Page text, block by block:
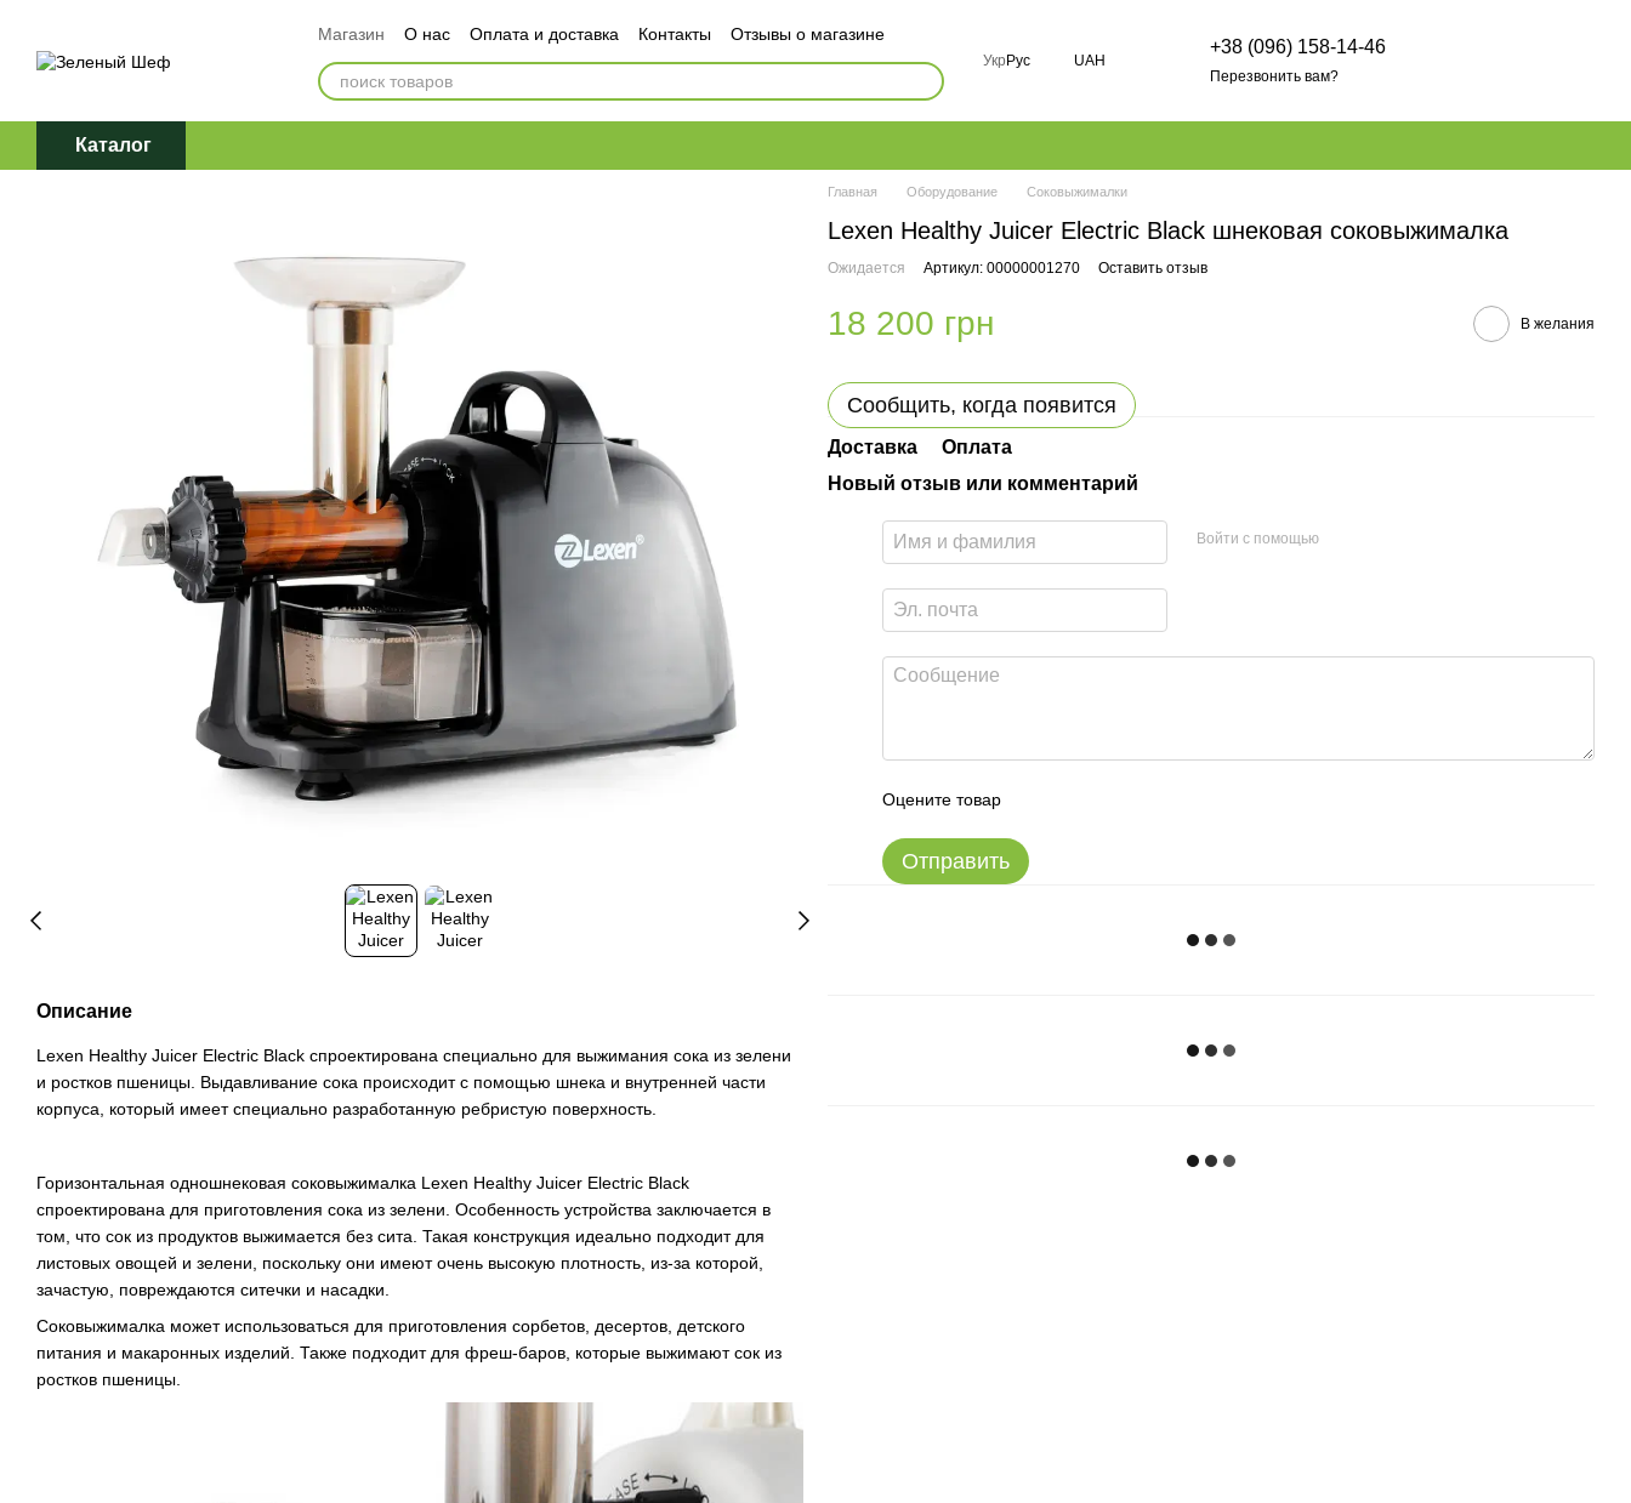
Магазин О нас Оплата и доставка Контакты
Отзывы о магазине
Обмен и возврат
Договор публичной оферты
Политика конфиденциальности
Укр Рус UAH
+38 (096) 158-14-46
Перезвонить вам?
Каталог
Описание
Lexen Healthy Juicer Electric Black спроектирована специально для выжимания сока из зелени
и ростков пшеницы. Выдавливание сока происходит с помощью шнека и внутренней части
корпуса, который имеет специально разработанную ребристую поверхность.
Горизонтальная одношнековая соковыжималка Lexen Healthy Juicer Electric Black
спроектирована для приготовления сока из зелени. Особенность устройства заключается в
том, что сок из продуктов выжимается без сита. Такая конструкция идеально подходит для
листовых овощей и зелени, поскольку они имеют очень высокую плотность, из-за которой,
зачастую, повреждаются ситечки и насадки.
Соковыжималка может использоваться для приготовления сорбетов, десертов, детского
питания и макаронных изделий. Также подходит для фреш-баров, которые выжимают сок из
ростков пшеницы.
Главная Оборудование Соковыжималки
Lexen Healthy Juicer Electric Black шнековая соковыжималка
Ожидается Артикул: 00000001270 Оставить отзыв
18 200 грн В желания
Сообщить, когда появится
Доставка
Оплата
Новый отзыв или комментарий
Войти с помощью
Оцените товар
Отправить